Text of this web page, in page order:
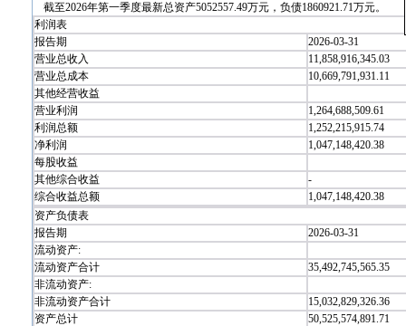
截至2026年第一季度最新总资产5052557.49万元，负债1860921.71万元。
利润表
报告期
2026-03-31
营业总收入
11,858,916,345.03
营业总成本
10,669,791,931.11
其他经营收益
营业利润
1,264,688,509.61
利润总额
1,252,215,915.74
净利润
1,047,148,420.38
每股收益
其他综合收益
-
综合收益总额
1,047,148,420.38
资产负债表
报告期
2026-03-31
流动资产:
流动资产合计
35,492,745,565.35
非流动资产:
非流动资产合计
15,032,829,326.36
资产总计
50,525,574,891.71